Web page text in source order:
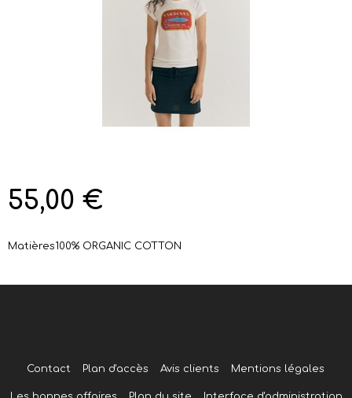
55,00 €
Matières100% ORGANIC COTTON
Contact Plan d'accès Avis clients Mentions légales